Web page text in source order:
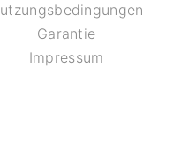
Garantie
Impressum